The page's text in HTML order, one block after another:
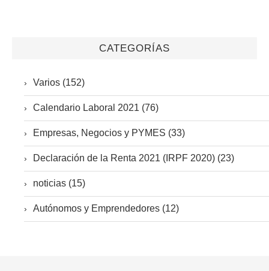
CATEGORÍAS
Varios (152)
Calendario Laboral 2021 (76)
Empresas, Negocios y PYMES (33)
Declaración de la Renta 2021 (IRPF 2020) (23)
noticias (15)
Autónomos y Emprendedores (12)